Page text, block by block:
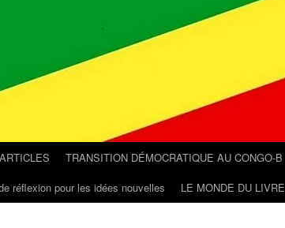
TRANSITION DÉMOCRATIQUE AU CONGO-B
réflexion pour les idées nouvelles LE MONDE DU LIVRE